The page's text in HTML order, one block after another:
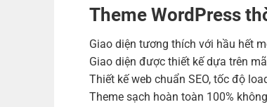
Theme WordPress
Giao diện tương thích với hầu hết
Giao diện được thiết kế dựa trên
Thiết kế web chuẩn SEO, tốc độ
Theme sạch hoàn toàn 100%